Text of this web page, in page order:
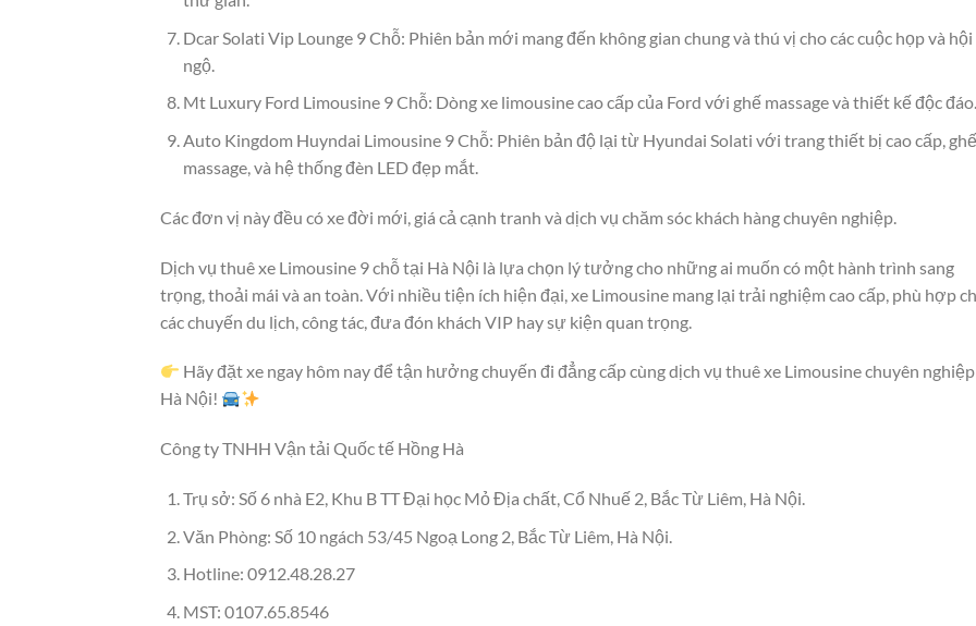
Dcar Solati Vip Lounge 9 Chỗ: Phiên bản mới mang đến không gian chung và thú vị cho các cuộc họp và hội
ngộ.
Mt Luxury Ford Limousine 9 Chỗ: Dòng xe limousine cao cấp của Ford với ghế massage và thiết kế độc đáo.
Auto Kingdom Huyndai Limousine 9 Chỗ: Phiên bản độ lại từ Hyundai Solati với trang thiết bị cao cấp, ghế
massage, và hệ thống đèn LED đẹp mắt.
Các đơn vị này đều có xe đời mới, giá cả cạnh tranh và dịch vụ chăm sóc khách hàng chuyên nghiệp.
Dịch vụ thuê xe Limousine 9 chỗ tại Hà Nội là lựa chọn lý tưởng cho những ai muốn có một hành trình sang
trọng, thoải mái và an toàn. Với nhiều tiện ích hiện đại, xe Limousine mang lại trải nghiệm cao cấp, phù hợp
các chuyến du lịch, công tác, đưa đón khách VIP hay sự kiện quan trọng.
Hãy đặt xe ngay hôm nay để tận hưởng chuyến đi đẳng cấp cùng dịch vụ thuê xe Limousine chuyên
Hà Nội!
Công ty TNHH Vận tải Quốc tế Hồng Hà
Trụ sở: Số 6 nhà E2, Khu B TT Đại học Mỏ Địa chất, Cổ Nhuế 2, Bắc Từ Liêm, Hà Nội.
Văn Phòng: Số 10 ngách 53/45 Ngoạ Long 2, Bắc Từ Liêm, Hà Nội.
Hotline: 0912.48.28.27
MST: 0107.65.8546